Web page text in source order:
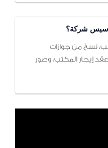
شركة؟
نسخ من جوازات
إيجار المكتب، وصور